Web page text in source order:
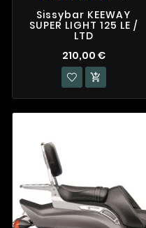
Sissybar KEEWAY
SUPER LIGHT 125 LE /
LTD
210,00 €
